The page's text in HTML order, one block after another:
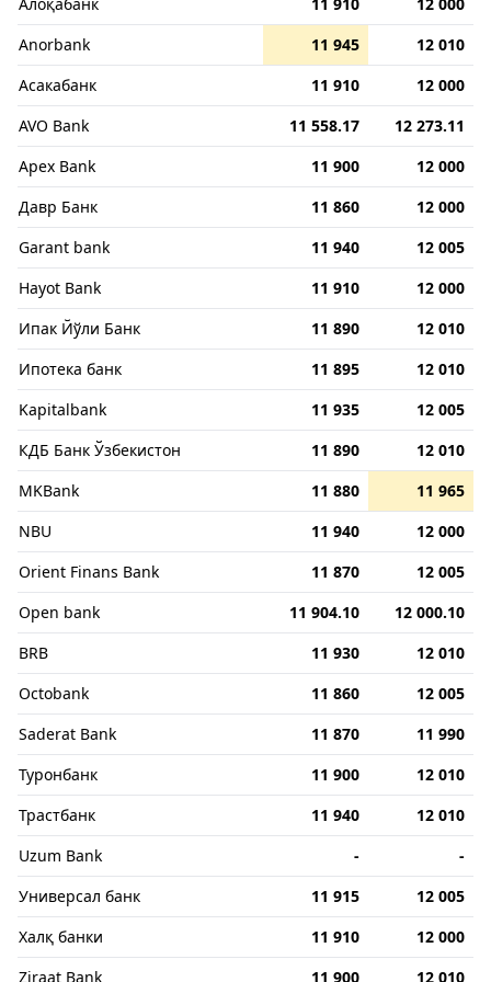
Anorbank
11 945
12 010
Асакабанк
11 910
12 000
AVO Bank
11 558.17
12 273.11
Apex Bank
11 900
12 000
Давр Банк
11 860
12 000
Garant bank
11 940
12 005
Hayot Bank
11 910
12 000
Ипак Йўли Банк
11 890
12 010
Ипотека банк
11 895
12 010
Kapitalbank
11 935
12 005
КДБ Банк Ўзбекистон
11 890
12 010
MKBank
11 880
11 965
NBU
11 940
12 000
Orient Finans Bank
11 870
12 005
Open bank
11 904.10
12 000.10
BRB
11 930
12 010
Octobank
11 860
12 005
Saderat Bank
11 870
11 990
Туронбанк
11 900
12 010
Трастбанк
11 940
12 010
Uzum Bank
-
-
Универсал банк
11 915
12 005
Халқ банки
11 910
12 000
Ziraat Bank
11 900 12 010